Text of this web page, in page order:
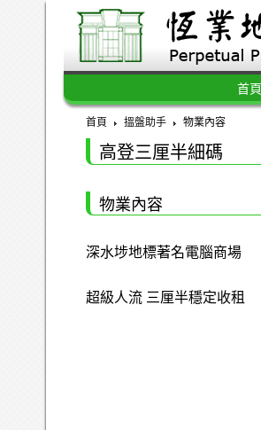
首頁
首頁 搵盤助手 物業內容
高登三厘半細碼
物業內容
深水埗地標著名電腦商場
超級人流 三厘半穩定收租